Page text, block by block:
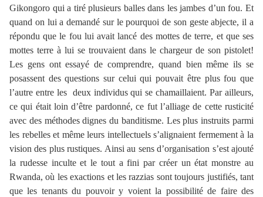
Gikongoro qui a tiré plusieurs balles dans les jambes d’un fou. Et
quand on lui a demandé sur le pourquoi de son geste abjecte, il a
répondu que le fou lui avait lancé des mottes de terre, et que ses
mottes terre à lui se trouvaient dans le chargeur de son pistolet!
Les gens ont essayé de comprendre, quand bien même ils se
posassent des questions sur celui qui pouvait être plus fou que
l’autre entre les deux individus qui se chamaillaient. Par ailleurs,
ce qui était loin d’être pardonné, ce fut l’alliage de cette rusticité
avec des méthodes dignes du banditisme. Les plus instruits parmi
les rebelles et même leurs intellectuels s’alignaient fermement à la
vision des plus rustiques. Ainsi au sens d’organisation s’est ajouté
la rudesse inculte et le tout a fini par créer un état monstre au
Rwanda, où les exactions et les razzias sont toujours justifiés, tant
que les tenants du pouvoir y voient la possibilité de faire des